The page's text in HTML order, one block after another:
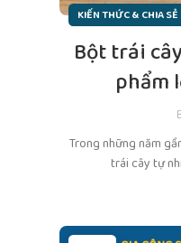
KIẾN THỨC & CHIA SẺ
Bột trái
phẩm
Trong những năm
trái cây tự